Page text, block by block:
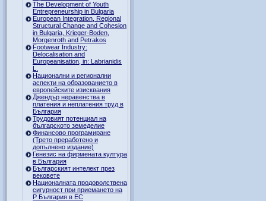
The Development of Youth
Entrepreneurship in Bulgaria
European Integration, Regional
Structural Change and Cohesion
in Bulgaria, Krieger-Boden,
Morgenroth and Petrakos
Footwear Industry:
Delocalisation and
Europeanisation, in: Labrianidis
L.
Национални и регионални
аспекти на образованието в
европейските изисквания
Джендър неравенства в
платения и неплатения труд в
България
Трудовият потенциал на
българското земеделие
Финансово програмиране
(Трето преработено и
допълнено издание)
Генезис на фирмената култура
в България
Българският интелект през
вековете
Националната продоволствена
сигурност при приемането на
Р България в ЕС